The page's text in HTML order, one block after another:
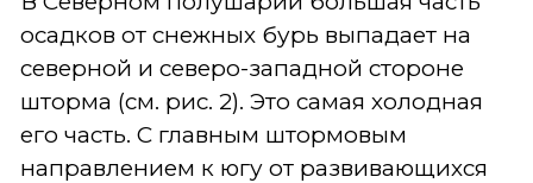
осадков от снежных бурь выпадает на
северной и северо-западной стороне
шторма (см. рис. 2). Это самая холодная
его часть. С главным штормовым
направлением к югу от развивающихся